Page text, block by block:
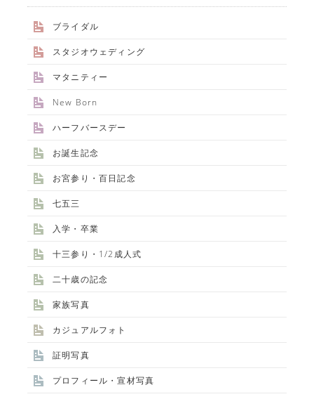
ブライダル
スタジオウェディング
マタニティー
New Born
ハーフバースデー
お誕生記念
お宮参り・百日記念
七五三
入学・卒業
十三参り・1/2成人式
二十歳の記念
家族写真
カジュアルフォト
証明写真
プロフィール・宣材写真